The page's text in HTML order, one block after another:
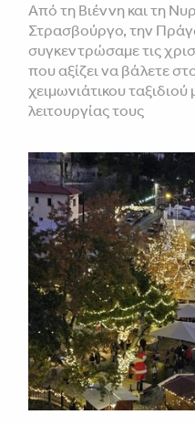
Από τη Βιέννη και τη
Στρασβούργο, την
συγκεντρώσαμε τις
που αξίζει να βάλετε
χειμωνιάτικου ταξιδιού
λειτουργίας τους